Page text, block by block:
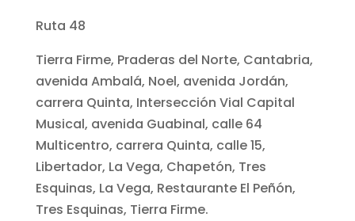
Ruta 48
Tierra Firme, Praderas del Norte, Cantabria,
avenida Ambalá, Noel, avenida Jordán,
carrera Quinta, Intersección Vial Capital
Musical, avenida Guabinal, calle 64
Multicentro, carrera Quinta, calle 15,
Libertador, La Vega, Chapetón, Tres
Esquinas, La Vega, Restaurante El Peñón,
Tres Esquinas, Tierra Firme.